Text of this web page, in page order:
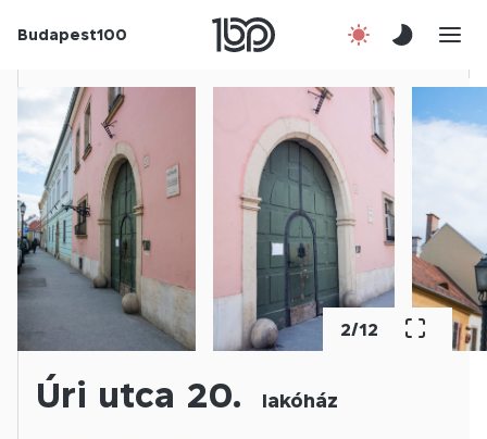
Budapest100
Csatlakozz!
En
2/12
Úri utca 20. lakóház